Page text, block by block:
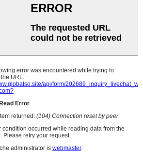
Swahili
Tajik
Telugu
Ukrainian
Urdu
Xhosa
Yiddish
Kinyarwanda